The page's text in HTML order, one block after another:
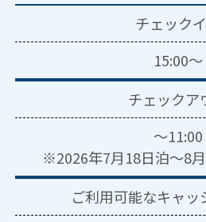
チェック
15:00～
チェックア
～11:00
※2026年7月18日泊～8
ご利用可能なキャッ